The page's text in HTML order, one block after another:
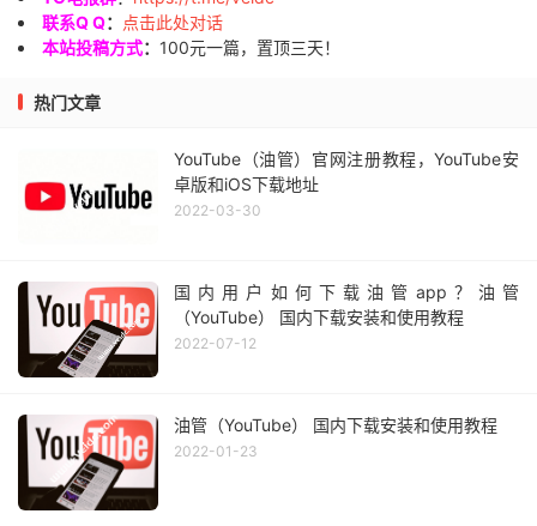
联系Q Q：
点击此处对话
本站投稿方式： 100元一篇，置顶三天！
热门文章
YouTube（油管）官网注册教程，YouTube安
卓版和iOS下载地址
2022-03-30
国内用户如何下载油管app？油管
（YouTube） 国内下载安装和使用教程
2022-07-12
油管（YouTube） 国内下载安装和使用教程
2022-01-23